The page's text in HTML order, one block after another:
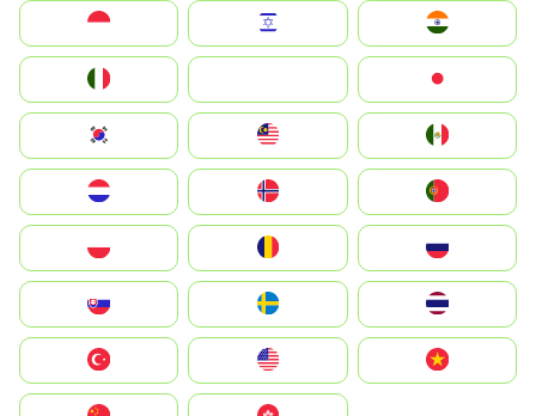
South Korea
United States